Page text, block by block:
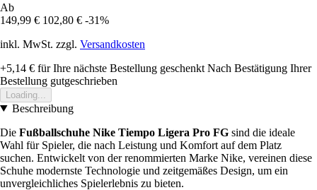
Ab
149,99 € 102,80 € -31%
inkl. MwSt. zzgl. Versandkosten
+5,14 € für Ihre nächste Bestellung geschenkt Nach Bestätigung Ihrer
Bestellung gutgeschrieben
Loading...
Beschreibung
Die Fußballschuhe Nike Tiempo Ligera Pro FG sind die ideale
Wahl für Spieler, die nach Leistung und Komfort auf dem Platz
suchen. Entwickelt von der renommierten Marke Nike, vereinen diese
Schuhe modernste Technologie und zeitgemäßes Design, um ein
unvergleichliches Spielerlebnis zu bieten.